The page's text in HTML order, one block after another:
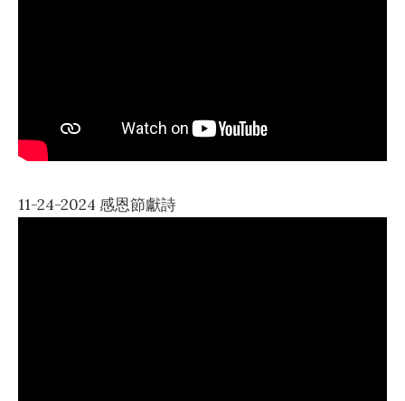
11-24-2024 感恩節獻詩